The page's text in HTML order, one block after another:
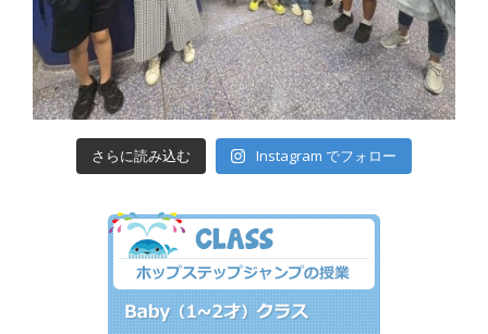
さらに読み込む Instagram でフォロー